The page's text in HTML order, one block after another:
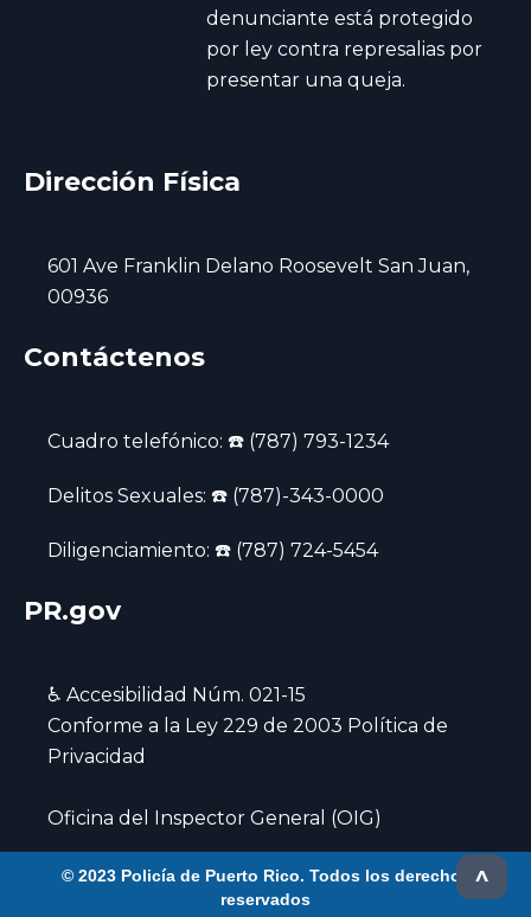
denunciante está protegido
por ley contra represalias por
presentar una queja.
Dirección Física
601 Ave Franklin Delano Roosevelt San Juan,
00936
Contáctenos
Cuadro telefónico: ☎️ (787) 793-1234
Delitos Sexuales: ☎️ (787)-343-0000
Diligenciamiento: ☎️ (787) 724-5454
PR.gov
♿ Accesibilidad Núm. 021-15
‍Conforme a la Ley 229 de 2003 Política de
Privacidad
Oficina del Inspector General (OIG)
© 2023 Policía de Puerto Rico. Todos los derechos
reservados
^